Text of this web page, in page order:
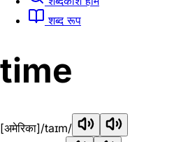
शब्द रूप
time
[अमेरिका]/taɪm/